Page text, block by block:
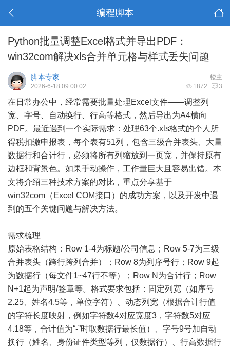
编程脚本
Python批量调整Excel格式并导出PDF：
win32com解决xls合并单元格与样式丢失问题
楼主
脚本专家
1872 3
2026-6-18 09:00:02
在日常办公中，经常需要批量处理Excel文件——调整列
宽、字号、自动换行、行高等格式，然后导出为A4横向
PDF。最近遇到一个实际需求：处理63个.xls格式的个人所
得税扣缴申报表，每个表有51列，包含三级合并表头、大量
数据行和合计行，必须将所有列缩放到一页宽，并保持原有
边框和背景色。如果手动操作，工作量巨大且容易出错。本
文将介绍三种技术方案的对比，重点分享基于
win32com（Excel COM接口）的成功方案，以及开发中遇
到的五个关键问题与解决方法。
需求梳理
原始表格结构：Row 1-4为标题/公司信息；Row 5-7为三级
合并表头（跨行跨列合并）；Row 8为列序号行；Row 9起
为数据行（每文件1~47行不等）；Row N为合计行；Row
N+1起为声明/签章等。格式要求包括：固定列宽（如序号
2.25、姓名4.5等，单位字符）、动态列宽（根据合计行值
的字符长度映射，例如字符数4对应宽度3，字符数5对应
4.18等，合计值为“-”时取数据行最长值）、字号9号加自动
换行（姓名、身份证件类型等列，仅数据行）、行高数据行